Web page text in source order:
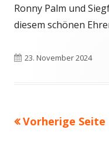
Ronny Palm und
diesem schönen
Veröffentlicht
23. November 2024
Vorherige Seite